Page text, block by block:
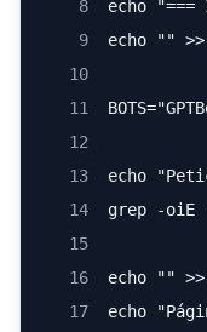
8
echo "===
9
echo "" >>
10
11
12
13
echo
14
grep -oiE
15
16
echo "" >>
17
echo